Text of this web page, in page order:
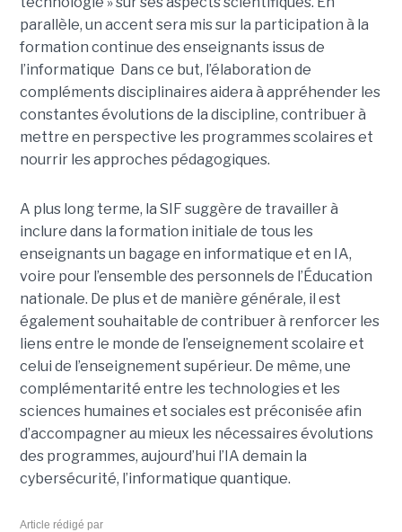
parallèle, un accent sera mis sur la participation à la
formation continue des enseignants issus de
l’informatique Dans ce but, l’élaboration de
compléments disciplinaires aidera à appréhender les
constantes évolutions de la discipline, contribuer à
mettre en perspective les programmes scolaires et
nourrir les approches pédagogiques.
A plus long terme, la SIF suggère de travailler à
inclure dans la formation initiale de tous les
enseignants un bagage en informatique et en IA,
voire pour l’ensemble des personnels de l’Éducation
nationale. De plus et de manière générale, il est
également souhaitable de contribuer à renforcer les
liens entre le monde de l’enseignement scolaire et
celui de l’enseignement supérieur. De même, une
complémentarité entre les technologies et les
sciences humaines et sociales est préconisée afin
d’accompagner au mieux les nécessaires évolutions
des programmes, aujourd’hui l’IA demain la
cybersécurité, l’informatique quantique.
Article rédigé par